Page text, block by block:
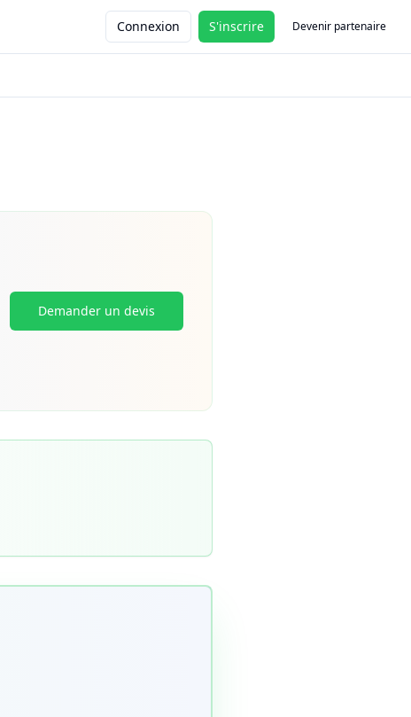
Connexion S'inscrire Devenir partenaire
Demander un devis